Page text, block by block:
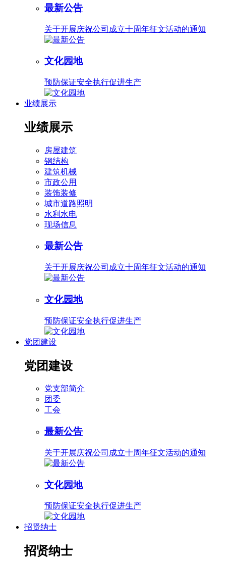
最新公告
关于开展庆祝公司成立十周年征文活动的通知
文化园地
预防保证安全执行促进生产
业绩展示
业绩展示
房屋建筑
钢结构
建筑机械
市政公用
装饰装修
城市道路照明
水利水电
现场信息
最新公告
关于开展庆祝公司成立十周年征文活动的通知
文化园地
预防保证安全执行促进生产
党团建设
党团建设
党支部简介
团委
工会
最新公告
关于开展庆祝公司成立十周年征文活动的通知
文化园地
预防保证安全执行促进生产
招贤纳士
招贤纳士